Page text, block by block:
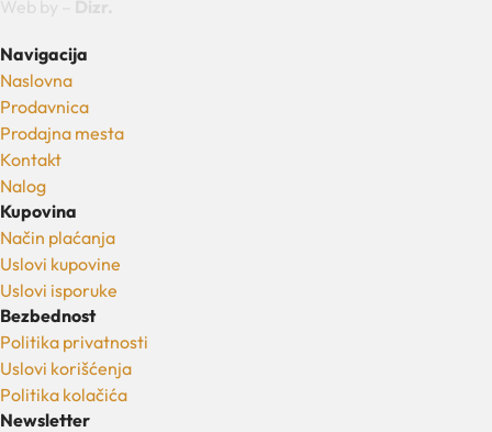
Navigacija
Naslovna
Prodavnica
Prodajna mesta
Kontakt
Nalog
Kupovina
Način plaćanja
Uslovi kupovine
Uslovi isporuke
Bezbednost
Politika privatnosti
Uslovi korišćenja
Politika kolačića
Newsletter